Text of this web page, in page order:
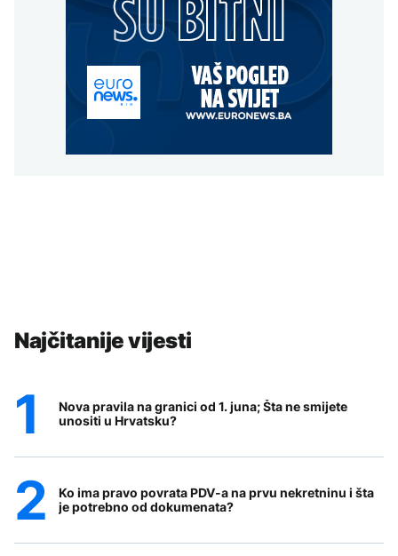
Najčitanije vijesti
Nova pravila na granici od 1. juna; Šta ne smijete
unositi u Hrvatsku?
Ko ima pravo povrata PDV-a na prvu nekretninu i šta
je potrebno od dokumenata?